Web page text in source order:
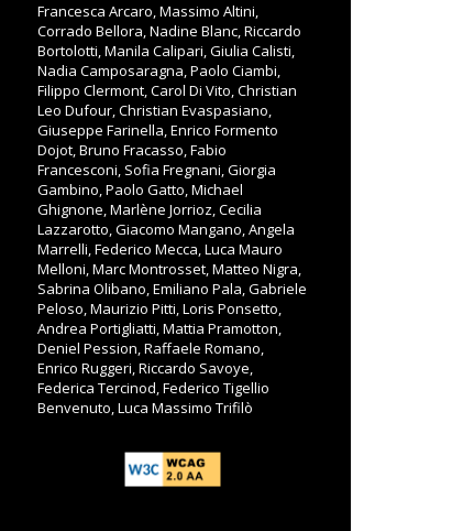
Francesca Arcaro, Massimo Altini,
Corrado Bellora, Nadine Blanc, Riccardo
Bortolotti, Manila Calipari, Giulia Calisti,
Nadia Camposaragna, Paolo Ciambi,
Filippo Clermont, Carol Di Vito, Christian
Leo Dufour, Christian Evaspasiano,
Giuseppe Farinella, Enrico Formento
Dojot, Bruno Fracasso, Fabio
Francesconi, Sofia Fregnani, Giorgia
Gambino, Paolo Gatto, Michael
Ghignone, Marlène Jorrioz, Cecilia
Lazzarotto, Giacomo Mangano, Angela
Marrelli, Federico Mecca, Luca Mauro
Melloni, Marc Montrosset, Matteo Nigra,
Sabrina Olibano, Emiliano Pala, Gabriele
Peloso, Maurizio Pitti, Loris Ponsetto,
Andrea Portigliatti, Mattia Pramotton,
Deniel Pession, Raffaele Romano,
Enrico Ruggeri, Riccardo Savoye,
Federica Tercinod, Federico Tigellio
Benvenuto, Luca Massimo Trifilò